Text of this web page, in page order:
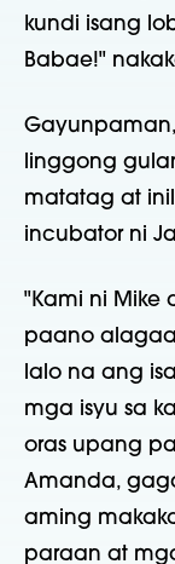
kundi isang
Babae!"
linggong
matatag at
incubator ni
"Kami ni Mike
paano
lalo na ang
mga isyu sa
oras upang
Amanda,
aming
paraan at